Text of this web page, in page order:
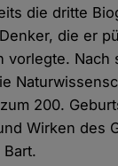
die dritte
die er
vorlegte.
200.
Wirken des